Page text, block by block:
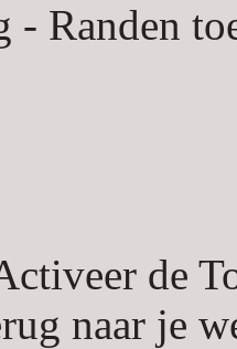
- Randen
de
naar je